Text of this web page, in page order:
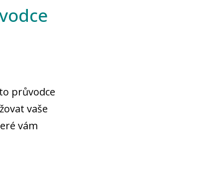
průvodce
vaše
vám